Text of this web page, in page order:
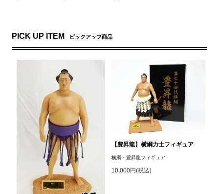
PICK UP ITEM ピックアップ商品
【豊昇龍】横綱力士フィギュア
横綱・豊昇龍フィギュア
10,000円(税込)